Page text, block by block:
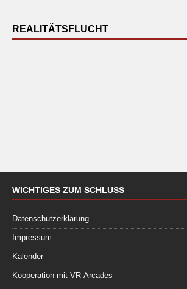
REALITÄTSFLUCHT
WICHTIGES ZUM SCHLUSS
Datenschutzerklärung
Impressum
Kalender
Kooperation mit VR-Arcades